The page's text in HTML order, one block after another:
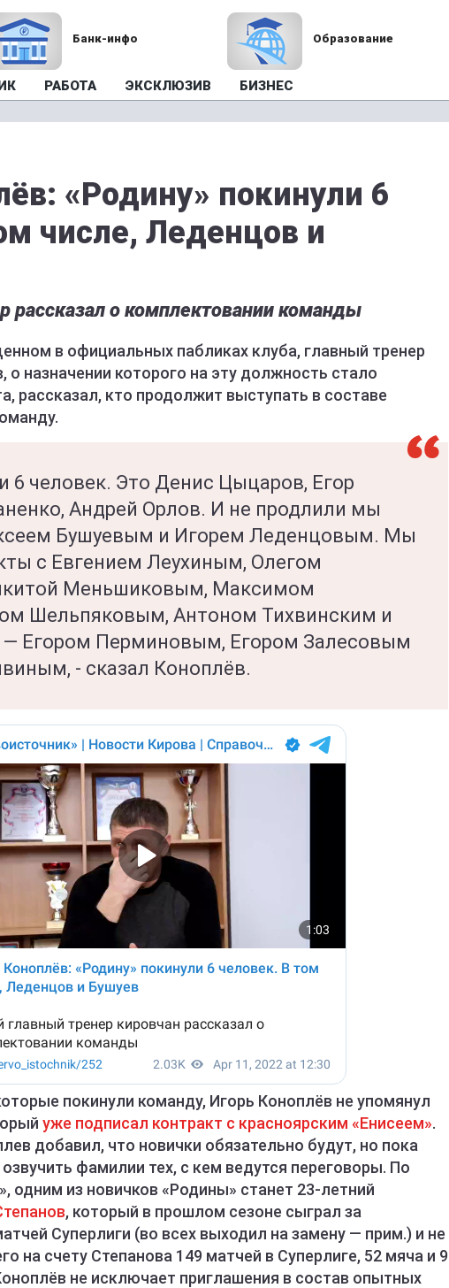
Банк-инфо Образование
РАБОТА ЭКСКЛЮЗИВ БИЗНЕС
«Родину» покинули 6
числе, Леденцов и
рассказал о комплектовании команды
в официальных пабликах клуба, главный тренер
о назначении которого на эту должность стало
рассказал, кто продолжит выступать в составе
6 человек. Это Денис Цыцаров, Егор
Андрей Орлов. И не продлили мы
Бушуевым и Игорем Леденцовым. Мы
с Евгением Леухиным, Олегом
Меньшиковым, Максимом
Шельпяковым, Антоном Тихвинским и
— Егором Перминовым, Егором Залесовым
- сказал Коноплёв.
покинули команду, Игорь Коноплёв не упомянул
уже подписал контракт с красноярским «Енисеем».
добавил, что новички обязательно будут, но пока
фамилии тех, с кем ведутся переговоры. По
одним из новичков «Родины» станет 23-летний
, который в прошлом сезоне сыграл за
Суперлиги (во всех выходил на замену — прим.) и не
на счету Степанова 149 матчей в Суперлиге, 52 мяча и 9
не исключает приглашения в состав опытных